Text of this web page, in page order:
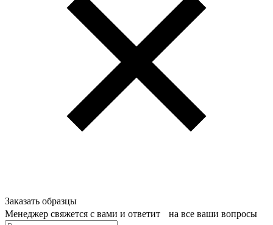
Заказать образцы
Менеджер свяжется с вами и ответит на все ваши вопросы